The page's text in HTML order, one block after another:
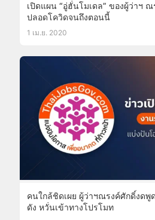
เปิดแผน “อู่ฮั่นโมเดล” ของผู้ว่าฯ
ปลอดโควิดจนถึงตอนนี้
1 เม.ย. 2020
คนใกล้ชิดเผย ผู้ว่าฯณรงค์ศักดิ์งดพู
ดัง หวั่นเข้าทางโปรโมท